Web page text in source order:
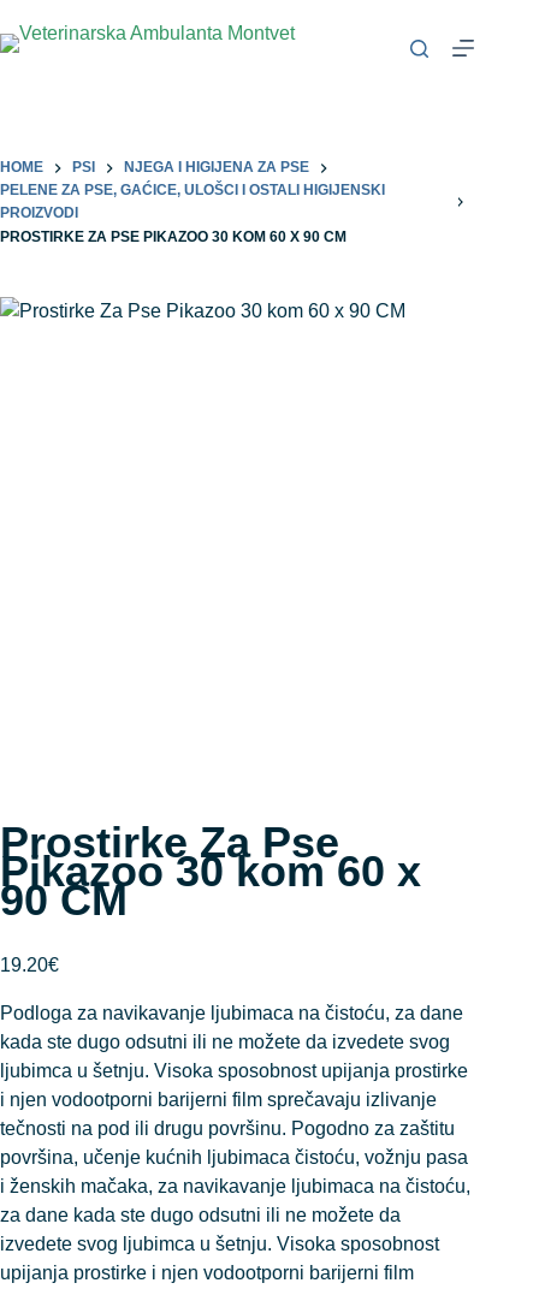
HOME PSI
NJEGA I HIGIJENA ZA PSE
PELENE ZA PSE, GAĆICE, ULOŠCI I OSTALI HIGIJENSKI
PROIZVODI
PROSTIRKE ZA PSE PIKAZOO 30 KOM 60 X 90 CM
Prostirke Za Pse
Pikazoo 30 kom 60 x
90 CM
19.20€
Podloga za navikavanje ljubimaca na čistoću, za dane
kada ste dugo odsutni ili ne možete da izvedete svog
ljubimca u šetnju. Visoka sposobnost upijanja prostirke
i njen vodootporni barijerni film sprečavaju izlivanje
tečnosti na pod ili drugu površinu. Pogodno za zaštitu
površina, učenje kućnih ljubimaca čistoću, vožnju pasa
i ženskih mačaka, za navikavanje ljubimaca na čistoću,
za dane kada ste dugo odsutni ili ne možete da
izvedete svog ljubimca u šetnju. Visoka sposobnost
upijanja prostirke i njen vodootporni barijerni film